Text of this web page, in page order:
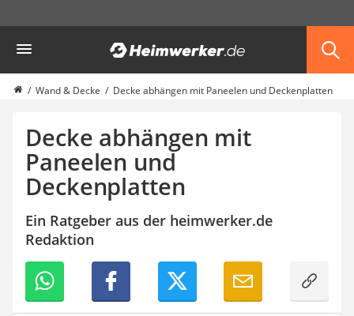
Haus & Bau
Außenleuchte mit Kamera
Ozongenerator
Smart-Home-Rauchmelder
Schlüsseltresor
Überwachungskameras außen
Regendusche
Reizstromgerät
Infrarot-Thermometer
GPS-Tracker
Digitale Zeitschaltuhr
Paketbriefkasten
Fensterkontaktschalter
Wand & Decke Decke abhängen mit Paneelen und Deckenplatten
Decke abhängen mit
Paneelen und
Deckenplatten
Ein Ratgeber aus der heimwerker.de
Redaktion